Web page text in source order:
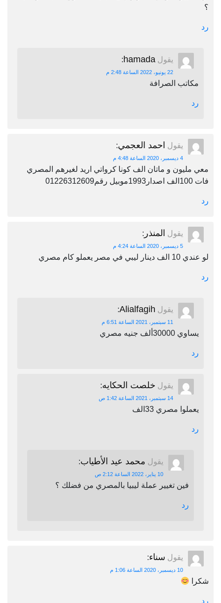
؟
رد
يقول hamada
:
22 يونيو، 2022 الساعة 2:48 م
مكاتب الصرافة
رد
يقول احمد العجمي:
4 ديسمبر، 2020 الساعة 4:48 م
معي مليون و ماتان الف كونا كرواتي اريد لغيرهم المصري
فات 100الف اصدار1993موبيل رقم01226312609
رد
يقول المنذر :
5 ديسمبر، 2020 الساعة 4:24 م
لو عندي 10 الف دينار ليبي في مصر يعملو كام مصري
رد
يقول Alialfagih
:
11 سبتمبر، 2021 الساعة 6:51 م
يساوي 30000ألف جنيه مصري
رد
يقول خلصت الحكايه:
14 سبتمبر، 2021 الساعة 1:42 ص
يعملوا مصري 33الف
رد
يقول محمد عيد الأطياب:
10 يناير، 2022 الساعة 2:12 ص
فين تغيير عملة ليبيا بالمصري من فضلك ؟
رد
يقول سناء:
10 ديسمبر، 2020 الساعة 1:06 م
شكرا
رد